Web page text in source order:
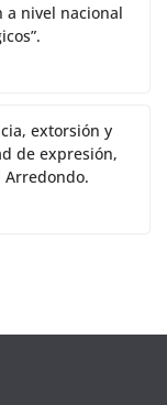
a nivel nacional
extorsión y
de expresión,
Arredondo.